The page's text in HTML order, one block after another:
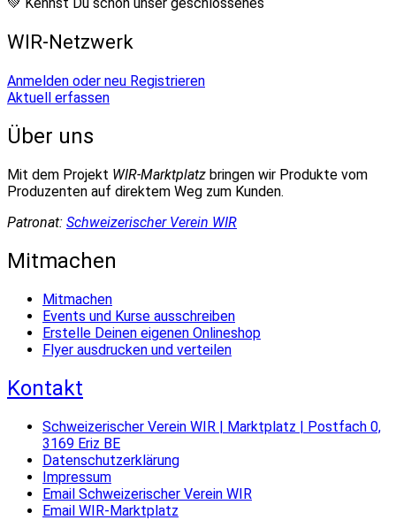
WIR-Netzwerk
Anmelden oder neu Registrieren
Aktuell erfassen
Über uns
Mit dem Projekt WIR-Marktplatz bringen wir Produkte vom
Produzenten auf direktem Weg zum Kunden.
Patronat: Schweizerischer Verein WIR
Mitmachen
Mitmachen
Events und Kurse ausschreiben
Erstelle Deinen eigenen Onlineshop
Flyer ausdrucken und verteilen
Kontakt
Schweizerischer Verein WIR | Marktplatz | Postfach 0,
3169 Eriz BE
Datenschutzerklärung
Impressum
Email Schweizerischer Verein WIR
Email WIR-Marktplatz